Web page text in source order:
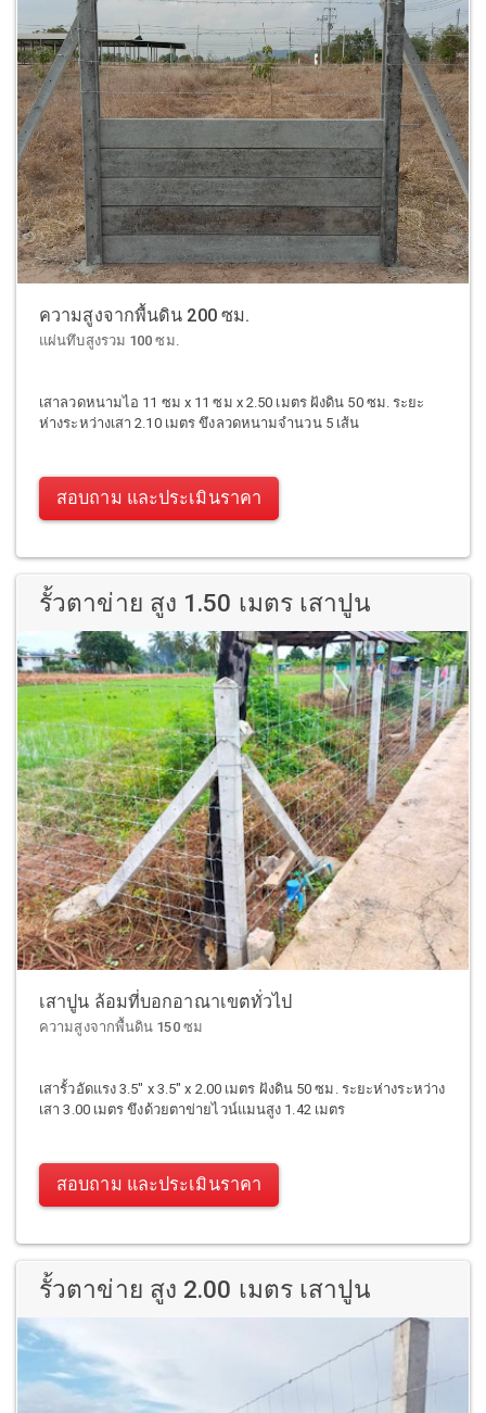
ความสูงจากพื้นดิน 200 ซม.
แผ่นทึบสูงรวม 100 ซม.
เสาลวดหนามไอ 11 ซม x 11 ซม x 2.50 เมตร ฝังดิน 50 ซม. ระยะ
ห่างระหว่างเสา 2.10 เมตร ขึงลวดหนามจำนวน 5 เส้น
สอบถาม และประเมินราคา
รั้วตาข่าย สูง 1.50 เมตร เสาปูน
เสาปูน ล้อมที่บอกอาณาเขตทั่วไป
ความสูงจากพื้นดิน 150 ซม
เสารั้วอัดแรง 3.5" x 3.5" x 2.00 เมตร ฝังดิน 50 ซม. ระยะห่างระหว่าง
เสา 3.00 เมตร ขึงด้วยตาข่ายไวน์แมนสูง 1.42 เมตร
สอบถาม และประเมินราคา
รั้วตาข่าย สูง 2.00 เมตร เสาปูน